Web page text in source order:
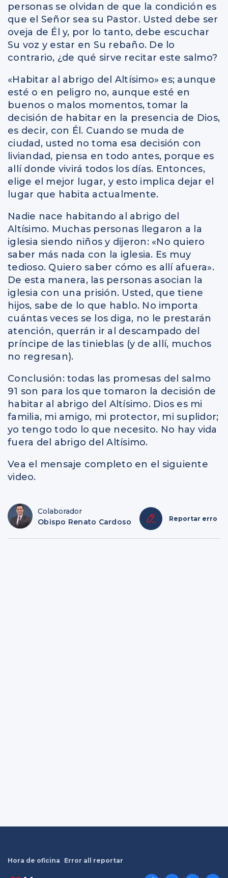
personas se olvidan de que la condición es
que el Señor sea su Pastor. Usted debe ser
oveja de Él y, por lo tanto, debe escuchar
Su voz y estar en Su rebaño. De lo
contrario, ¿de qué sirve recitar este salmo?
«Habitar al abrigo del Altísimo» es; aunque
esté o en peligro no, aunque esté en
buenos o malos momentos, tomar la
decisión de habitar en la presencia de Dios,
es decir, con Él. Cuando se muda de
ciudad, usted no toma esa decisión con
liviandad, piensa en todo antes, porque es
allí donde vivirá todos los días. Entonces,
elige el mejor lugar, y esto implica dejar el
lugar que habita actualmente.
Nadie nace habitando al abrigo del
Altísimo. Muchas personas llegaron a la
iglesia siendo niños y dijeron: «No quiero
saber más nada con la iglesia. Es muy
tedioso. Quiero saber cómo es allí afuera».
De esta manera, las personas asocian la
iglesia con una prisión. Usted, que tiene
hijos, sabe de lo que hablo. No importa
cuántas veces se los diga, no le prestarán
atención, querrán ir al descampado del
príncipe de las tinieblas (y de allí, muchos
no regresan).
Conclusión: todas las promesas del salmo
91 son para los que tomaron la decisión de
habitar al abrigo del Altísimo. Dios es mi
familia, mi amigo, mi protector, mi suplidor;
yo tengo todo lo que necesito. No hay vida
fuera del abrigo del Altísimo.
Vea el mensaje completo en el siguiente
video.
Colaborador
Obispo Renato Cardoso
Reportar erro
Hora de oficina Error all reportar